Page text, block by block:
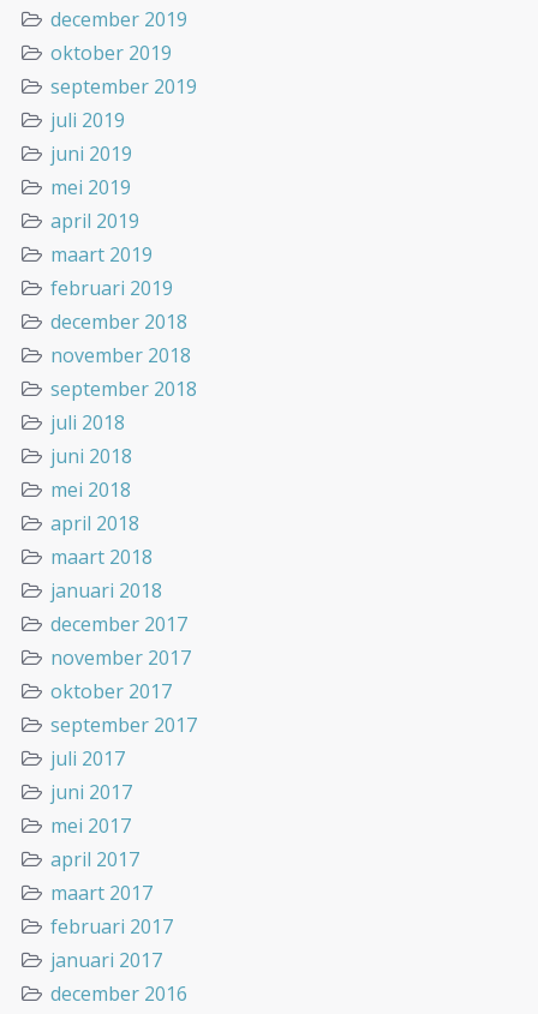
december 2019
oktober 2019
september 2019
juli 2019
juni 2019
mei 2019
april 2019
maart 2019
februari 2019
december 2018
november 2018
september 2018
juli 2018
juni 2018
mei 2018
april 2018
maart 2018
januari 2018
december 2017
november 2017
oktober 2017
september 2017
juli 2017
juni 2017
mei 2017
april 2017
maart 2017
februari 2017
januari 2017
december 2016